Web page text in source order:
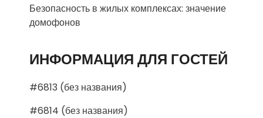
Безопасность в жилых комплексах: значение
домофонов
ИНФОРМАЦИЯ ДЛЯ ГОСТЕЙ
#6813 (без названия)
#6814 (без названия)